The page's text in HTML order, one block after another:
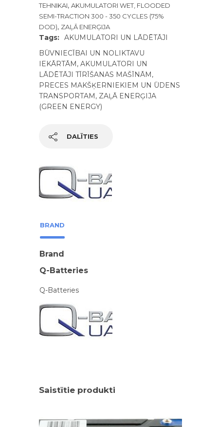
TEHNIKAI, AKUMULATORI WET, FLOODED
SEMI-TRACTION 300 - 350 CYCLES (75%
DOD), ZAĻĀ ENERĢIJA
Tags: AKUMULATORI UN LĀDĒTĀJI
BŪVNIECĪBAI UN NOLIKTAVU
IEKĀRTĀM, AKUMULATORI UN
LĀDĒTĀJI TĪRĪŠANAS MAŠĪNĀM,
PRECES MAKŠĶERNIEKIEM UN ŪDENS
TRANSPORTAM, ZAĻĀ ENERĢIJA
(GREEN ENERGY)
DALĪTIES
BRAND
Brand
Q-Batteries
Q-Batteries
Saistītie produkti